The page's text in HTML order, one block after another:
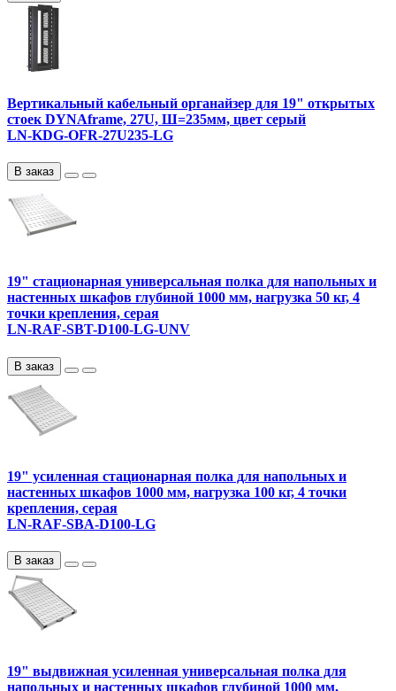
Вертикальный кабельный органайзер для 19" открытых
стоек DYNAframe, 27U, Ш=235мм, цвет серый
LN-KDG-OFR-27U235-LG
В заказ
19" стационарная универсальная полка для напольных и
настенных шкафов глубиной 1000 мм, нагрузка 50 кг, 4
точки крепления, серая
LN-RAF-SBT-D100-LG-UNV
В заказ
19" усиленная стационарная полка для напольных и
настенных шкафов 1000 мм, нагрузка 100 кг, 4 точки
крепления, серая
LN-RAF-SBA-D100-LG
В заказ
19" выдвижная усиленная универсальная полка для
напольных и настенных шкафов глубиной 1000 мм,